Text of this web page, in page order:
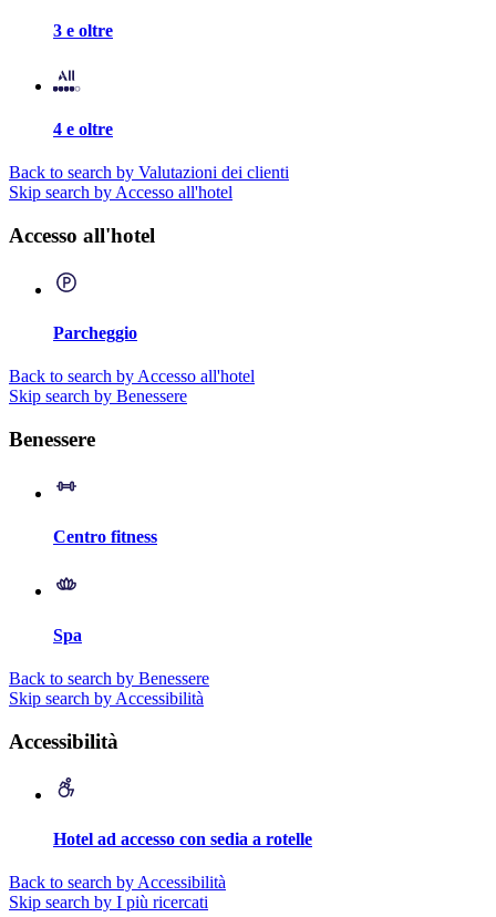
3 e oltre
4 e oltre
Back to search by Valutazioni dei clienti
Skip search by Accesso all'hotel
Accesso all'hotel
Parcheggio
Back to search by Accesso all'hotel
Skip search by Benessere
Benessere
Centro fitness
Spa
Back to search by Benessere
Skip search by Accessibilità
Accessibilità
Hotel ad accesso con sedia a rotelle
Back to search by Accessibilità
Skip search by I più ricercati